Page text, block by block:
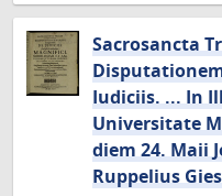
Sacrosancta
Iudiciis. ... In
Universitate
diem 24. Maii
Ruppelius